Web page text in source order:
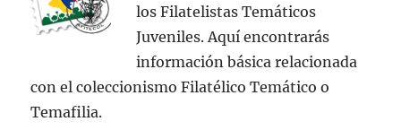
los Filatelistas Temáticos
Juveniles. Aquí encontrarás
información básica relacionada
con el coleccionismo Filatélico Temático o
Temafilia.